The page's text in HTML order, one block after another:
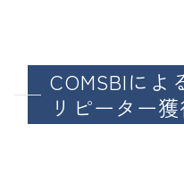
COMSBIによ
リピーター